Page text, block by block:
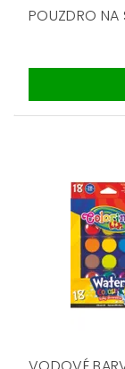
POUZDRO NA